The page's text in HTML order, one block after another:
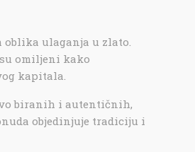
ulaganja u zlato.
omiljeni kako
kapitala.
biranih i autentičnih,
objedinjuje tradiciju i